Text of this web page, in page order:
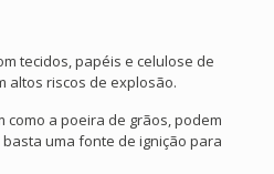
tecidos, papéis e celulose de
altos riscos de explosão.
como a poeira de grãos, podem
uma fonte de ignição para